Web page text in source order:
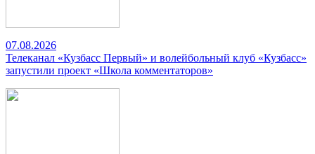
07.08.2026
Телеканал «Кузбасс Первый» и волейбольный клуб «Кузбасс»
запустили проект «Школа комментаторов»